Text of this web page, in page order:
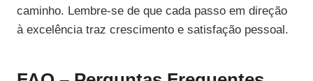
caminho. Lembre-se de que cada passo em direção
à excelência traz crescimento e satisfação pessoal.